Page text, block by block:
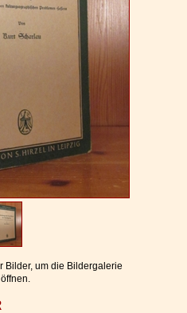
Bilder, um die Bildergalerie